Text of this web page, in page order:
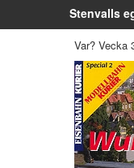
Stenvalls
Var? Vecka